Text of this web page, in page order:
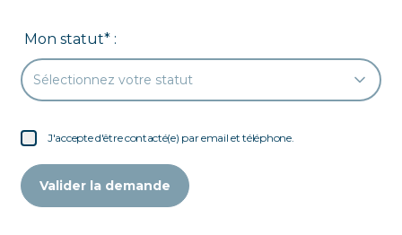
Mon statut* :
Sélectionnez votre statut
J'accepte d'être contacté(e) par email et téléphone.
Valider la demande